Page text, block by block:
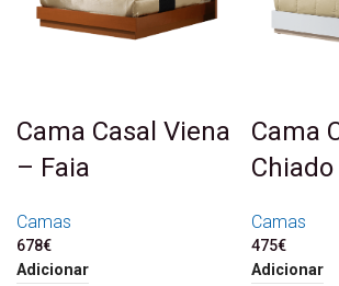
Cama Casal Viena
– Faia
Camas
678€
Adicionar
Cama
Camas
475€
Adicionar